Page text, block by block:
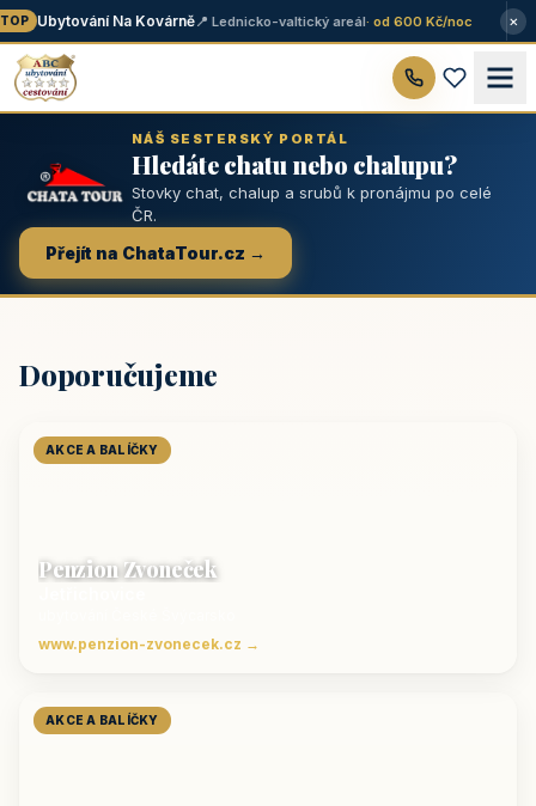
Ubytování Na Kovárně📍 Lednicko-valtický areál· od 600 Kč/noc ×
NÁŠ SESTERSKÝ PORTÁL
Hledáte chatu nebo chalupu?
Stovky chat, chalup a srubů k pronájmu po celé
ČR.
Přejít na ChataTour.cz →
Doporučujeme
AKCE A BALÍČKY
Penzion Zvoneček
www.penzion-zvonecek.cz →
AKCE A BALÍČKY